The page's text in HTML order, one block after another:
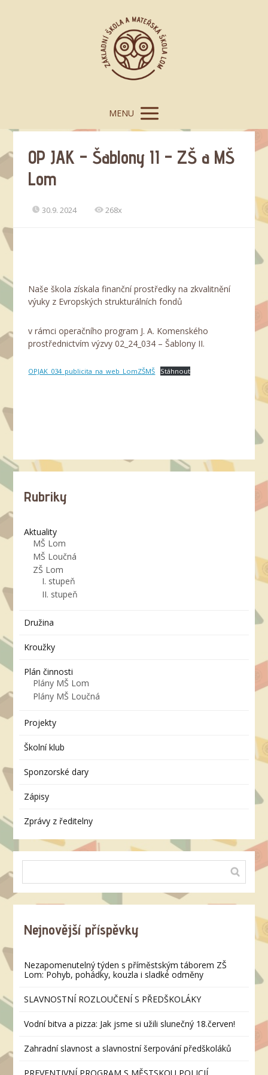
MENU
OP JAK – Šablony II – ZŠ a MŠ
Lom
30.9. 2024 268x
Naše škola získala finanční prostředky na zkvalitnění
výuky z Evropských strukturálních fondů
v rámci operačního program J. A. Komenského
prostřednictvím výzvy 02_24_034 – Šablony II.
OPJAK_034_publicita_na_web_LomZŠMŠ Stáhnout
Rubriky
Aktuality
MŠ Lom
MŠ Loučná
ZŠ Lom
I. stupeň
II. stupeň
Družina
Kroužky
Plán činnosti
Plány MŠ Lom
Plány MŠ Loučná
Projekty
Školní klub
Sponzorské dary
Zápisy
Zprávy z ředitelny
Nejnovější příspěvky
Nezapomenutelný týden s příměstským táborem ZŠ
Lom: Pohyb, pohádky, kouzla i sladké odměny
SLAVNOSTNÍ ROZLOUČENÍ S PŘEDŠKOLÁKY
Vodní bitva a pizza: Jak jsme si užili slunečný 18.červen!
Zahradní slavnost a slavnostní šerpování předškoláků